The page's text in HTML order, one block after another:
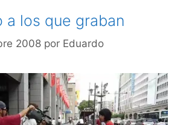
a los que graban
2008 por Eduardo